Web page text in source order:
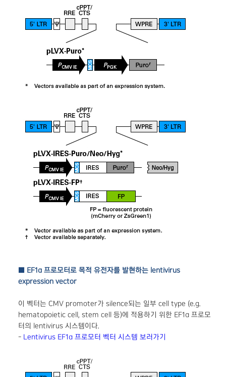
■ EF1α 프로모터로 목적 유전자를 발현하는 lentivirus
expression vector
이 벡터는 CMV promoter가 silence되는 일부 cell type (e.g.
hematopoietic cell, stem cell 등)에 적용하기 위한 EF1α 프로모
터의 lentivirus 시스템이다.
- Lentivirus EF1α 프로모터 벡터 시스템 보러가기